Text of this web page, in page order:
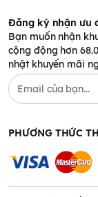
Đăng ký nhận ưu
Bạn muốn nhận
cộng động hơn
nhật khuyến mãi
PHƯƠNG THỨC